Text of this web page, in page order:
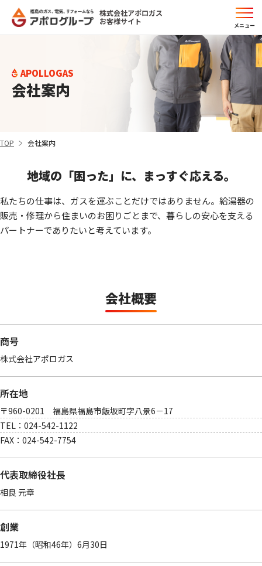
株式会社アポロガス
お客様サイト
メニュー
APOLLOGAS
会社案内
TOP 会社案内
地域の「困った」に、まっすぐ応える。
私たちの仕事は、ガスを運ぶことだけではありません。給湯器の
販売・修理から住まいのお困りごとまで、暮らしの安心を支える
パートナーでありたいと考えています。
会社概要
商号
株式会社アポロガス
所在地
〒960-0201 福島県福島市飯坂町字八景6－17
TEL：024-542-1122
FAX：024-542-7754
代表取締役社長
相良 元章
創業
1971年（昭和46年）6月30日